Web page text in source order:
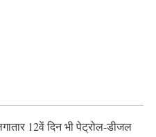
12वें दिन भी पेट्रोल-डीजल